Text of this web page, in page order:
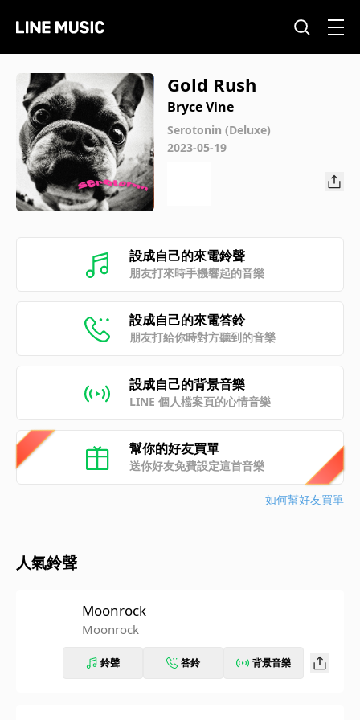
Gold Rush
Bryce Vine
Serotonin (Deluxe)
2023-05-19
設成自己的來電鈴聲
朋友打來時手機響起的音樂
設成自己的來電答鈴
朋友打給你時對方聽到的音樂
設成自己的背景音樂
LINE 個人檔案頁的心情音樂
幫你的好友買單
送你好友免費設定這首音樂
如何幫好友買單
人氣鈴聲
Moonrock
Moonrock
鈴聲 答鈴 背景音樂